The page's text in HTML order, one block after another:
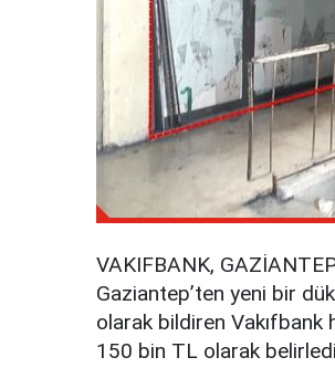
VAKIFBANK,
Gaziantep’ten yeni bir
olarak bildiren
150 bin TL olarak